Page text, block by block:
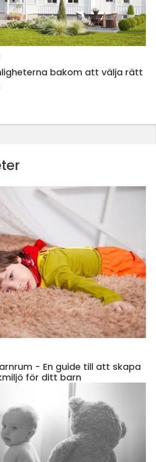
bakom att välja rätt
- En guide till att skapa
för ditt barn